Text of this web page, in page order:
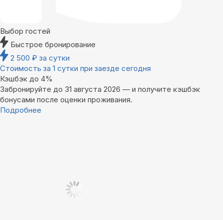
Выбор гостей
Быстрое бронирование
2 500 ₽ за сутки
Стоимость за 1 сутки при заезде сегодня
Кэшбэк до 4%
Забронируйте до 31 августа 2026 — и получите кэшбэк
бонусами после оценки проживания.
Подробнее